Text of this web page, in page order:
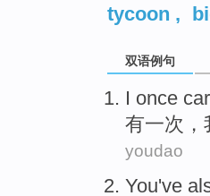
tycoon ,
双语例句
I once
有一次 ，
youdao
You've